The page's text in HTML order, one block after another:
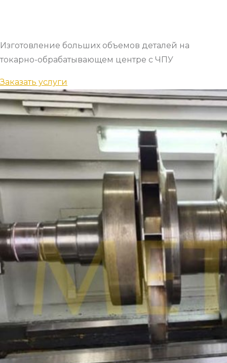
Изготовление больших объемов деталей на
токарно-обрабатывающем центре с ЧПУ
Заказать услуги